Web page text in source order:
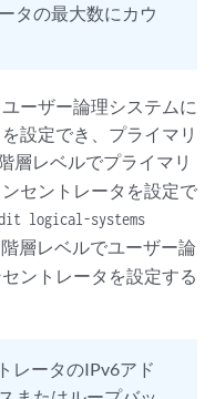
タの最大数にカウ
ーザー論理システムに
設定でき、プライマリ
層レベルでプライマリ
セントレータを設定で
logical-systems
層レベルでユーザー論
ントレータを設定する
レータのIPv6アド